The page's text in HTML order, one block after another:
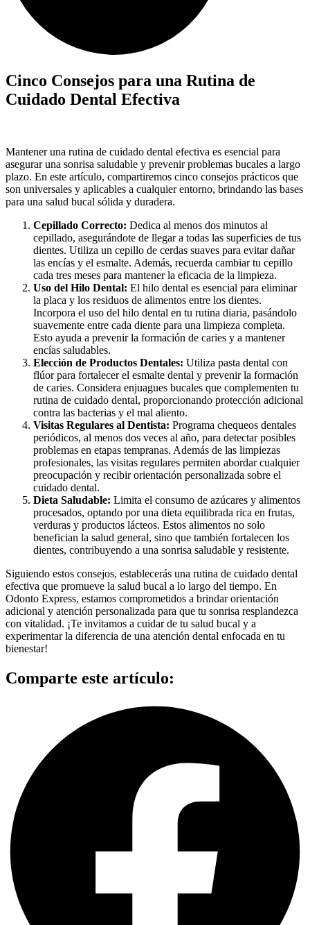
Cinco Consejos para una Rutina de
Cuidado Dental Efectiva
Mantener una rutina de cuidado dental efectiva es esencial para
asegurar una sonrisa saludable y prevenir problemas bucales a largo
plazo. En este artículo, compartiremos cinco consejos prácticos que
son universales y aplicables a cualquier entorno, brindando las bases
para una salud bucal sólida y duradera.
Cepillado Correcto: Dedica al menos dos minutos al
cepillado, asegurándote de llegar a todas las superficies de tus
dientes. Utiliza un cepillo de cerdas suaves para evitar dañar
las encías y el esmalte. Además, recuerda cambiar tu cepillo
cada tres meses para mantener la eficacia de la limpieza.
Uso del Hilo Dental: El hilo dental es esencial para eliminar
la placa y los residuos de alimentos entre los dientes.
Incorpora el uso del hilo dental en tu rutina diaria, pasándolo
suavemente entre cada diente para una limpieza completa.
Esto ayuda a prevenir la formación de caries y a mantener
encías saludables.
Elección de Productos Dentales: Utiliza pasta dental con
flúor para fortalecer el esmalte dental y prevenir la formación
de caries. Considera enjuagues bucales que complementen tu
rutina de cuidado dental, proporcionando protección adicional
contra las bacterias y el mal aliento.
Visitas Regulares al Dentista: Programa chequeos dentales
periódicos, al menos dos veces al año, para detectar posibles
problemas en etapas tempranas. Además de las limpiezas
profesionales, las visitas regulares permiten abordar cualquier
preocupación y recibir orientación personalizada sobre el
cuidado dental.
Dieta Saludable: Limita el consumo de azúcares y alimentos
procesados, optando por una dieta equilibrada rica en frutas,
verduras y productos lácteos. Estos alimentos no solo
benefician la salud general, sino que también fortalecen los
dientes, contribuyendo a una sonrisa saludable y resistente.
Siguiendo estos consejos, establecerás una rutina de cuidado dental
efectiva que promueve la salud bucal a lo largo del tiempo. En
Odonto Express, estamos comprometidos a brindar orientación
adicional y atención personalizada para que tu sonrisa resplandezca
con vitalidad. ¡Te invitamos a cuidar de tu salud bucal y a
experimentar la diferencia de una atención dental enfocada en tu
bienestar!
Comparte este artículo: